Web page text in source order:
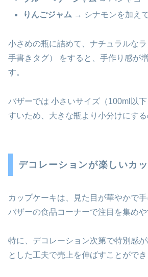
りんごジャム → シナモンを加え
小さめの瓶に詰めて、ナチュラルな
手書きタグ） をすると、手作り感が
す。
バザーでは 小さいサイズ（100ml以
すいため、大きな瓶より小分けにする
デコレーションが楽しいカ
カップケーキは、見た目が華やかで手
バザーの食品コーナーで注目を集めや
特に、デコレーション次第で特別感
とした工夫で売上を伸ばすことができ